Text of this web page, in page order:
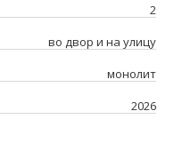
2
во двор и на улицу
монолит
2026